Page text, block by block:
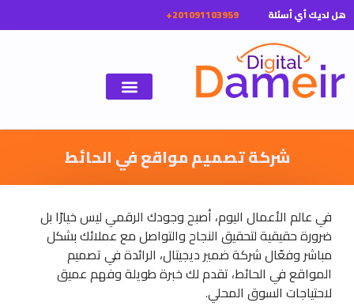
لديك أي أسئلة
شركة تصميم مواقع في الحائط
في عالم الأعمال اليوم، أصبح وجودك الرقمي ليس خيارًا بل
ضرورة حقيقية لتحقيق النجاح والتواصل مع عملائك بشكل
مباشر وفعّال شركة ضمير ديجيتال، الرائدة في تصميم
المواقع في الحائط، تقدم لك خبرة طويلة وفهم عميق
لاحتياجات السوق المحلي.